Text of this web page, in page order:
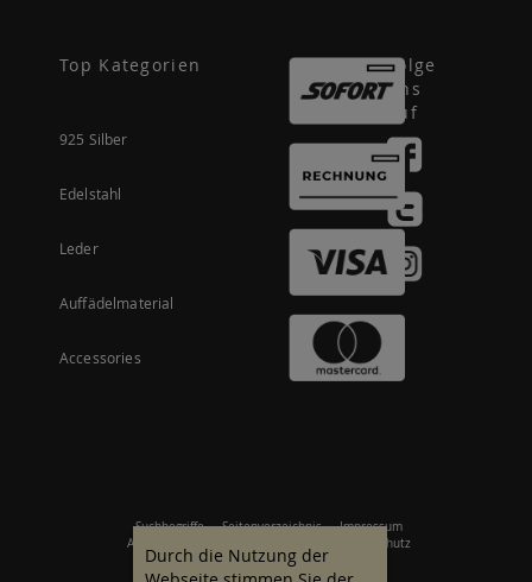
Top Kategorien
925 Silber
Edelstahl
Leder
Auffädelmaterial
Accessories
Folge
uns
auf
Suchbegriffe Seitenverzeichnis
Impressum
Allgemeine Geschäftsbedingungen
Datenschutz
Durch die Nutzung der